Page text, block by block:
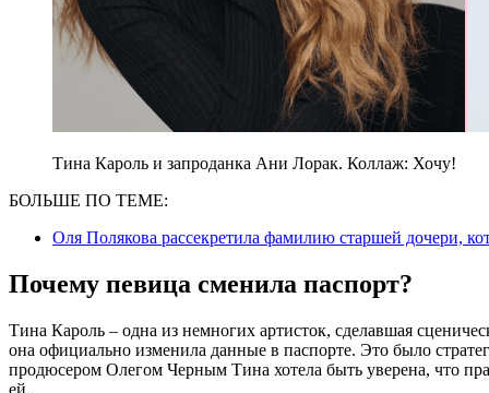
Тина Кароль и запроданка Ани Лорак. Коллаж: Хочу!
БОЛЬШЕ ПО ТЕМЕ:
Оля Полякова рассекретила фамилию старшей дочери,
Почему певица сменила паспорт?
Тина Кароль – одна из немногих артисток, сделавшая
она официально изменила данные в паспорте. Это было
продюсером Олегом Черным Тина хотела быть уверена, что
ей.